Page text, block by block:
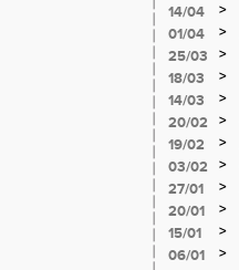
14/04 >
01/04
>
25/03
>
18/03
>
14/03
>
20/02
>
19/02
>
03/02
>
27/01
>
20/01
>
15/01
>
06/01
>